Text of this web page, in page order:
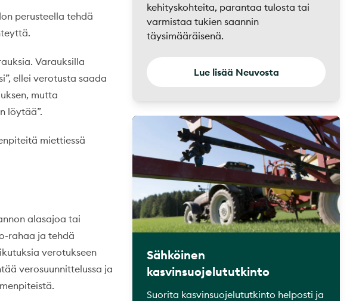
perusteella tehdä
Varauksilla
ellei verotusta saada
mutta
löytää”.
miettiessä
alasajoa tai
rahaa ja tehdä
verotukseen
verosuunnittelussa ja
kehityskohteita, parantaa tulosta tai
varmistaa tukien saannin
täysimääräisenä.
Lue lisää Neuvosta
Sähköinen
kasvinsuojelututkinto
Suorita kasvinsuojelututkinto helposti ja